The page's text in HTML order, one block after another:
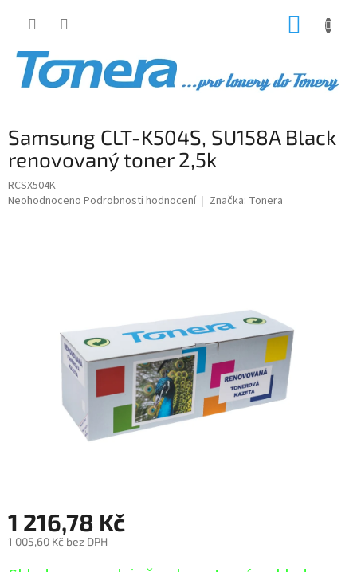
Samsung CLT-K504S, SU158A Black
renovovaný toner 2,5k
RCSX504K
Průměrné
Neohodnoceno Podrobnosti hodnocení Značka: Tonera
1 216,78 Kč
1 005,60 Kč bez DPH